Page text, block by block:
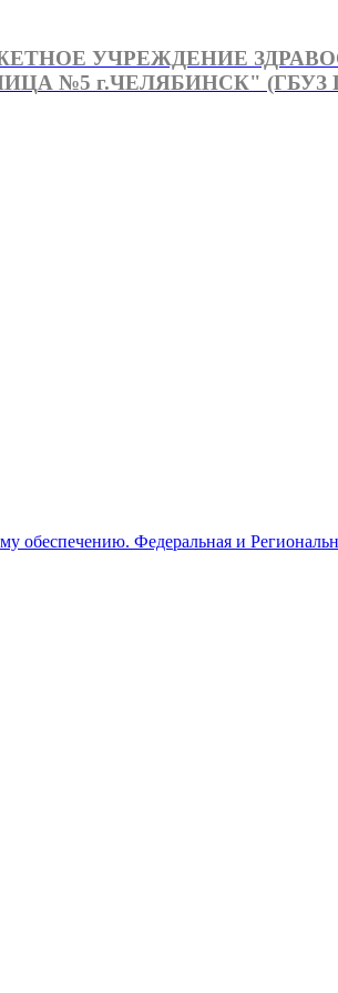
УЧРЕЖДЕНИЕ
№5 г.ЧЕЛЯБИНСК" (ГБУЗ
обеспечению. Федеральная и